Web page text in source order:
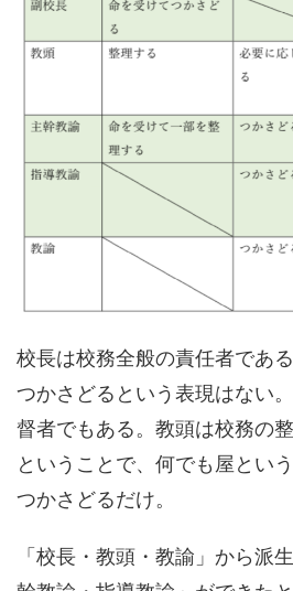
校長は校務全般の責任者であ
つかさどるという表現はない
督者でもある。教頭は校務の
ということで、何でも屋とい
つかさどるだけ。
「校長・教頭・教諭」から派